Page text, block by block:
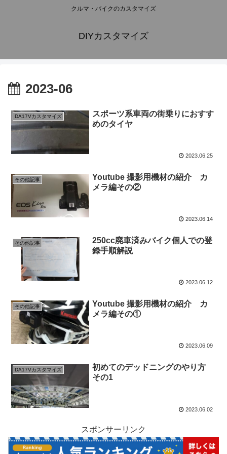
クルマ・バイクのカスタマイズ
DIYカスタマイズ
2023-06
DA17Vカスタマイズ
スポーツ系車両の街乗りにおすす
めのタイヤ
2023.06.25
その他記事
Youtube 撮影用機材の紹介 カ
メラ編その②
2023.06.14
その他記事
250cc廃車済みバイク個人での登
録手順解説
2023.06.12
その他記事
Youtube 撮影用機材の紹介 カ
メラ編その①
2023.06.09
DA17Vカスタマイズ
初めてのデッドニングのやり方
その1
2023.06.02
スポンサーリンク